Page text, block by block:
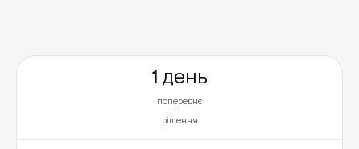
1 день
попереднє
рішення